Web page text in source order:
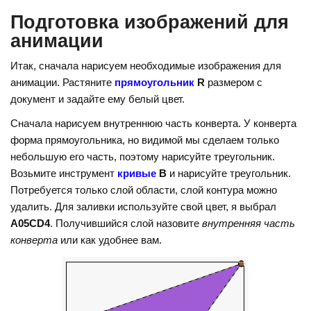
Подготовка изображений для
анимации
Итак, сначала нарисуем необходимые изображения для
анимации. Растяните прямоугольник R размером с
документ и задайте ему белый цвет.
Сначала нарисуем внутреннюю часть конверта. У конверта
форма прямоугольника, но видимой мы сделаем только
небольшую его часть, поэтому нарисуйте треугольник.
Возьмите инструмент кривые В и нарисуйте треугольник.
Потребуется только слой области, слой контура можно
удалить. Для заливки используйте свой цвет, я выбрал
A05CD4. Получившийся слой назовитевнутренняя часть
конверта или как удобнее вам.